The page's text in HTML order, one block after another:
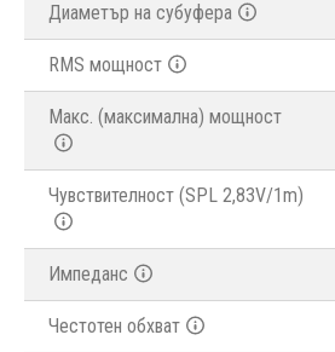
Диаметър на субуфера
RMS мощност
Макс. (максимална) мощност
Чувствителност (SPL 2,83V/1m)
Импеданс
Честотен обхват